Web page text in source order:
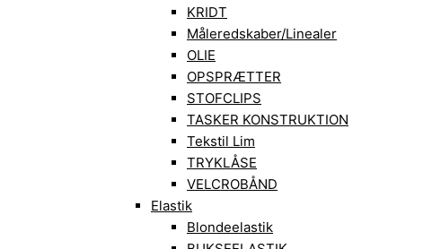
KRIDT
Måleredskaber/Linealer
OLIE
OPSPRÆTTER
STOFCLIPS
TASKER KONSTRUKTION
Tekstil Lim
TRYKLÅSE
VELCROBÅND
Elastik
Blondeelastik